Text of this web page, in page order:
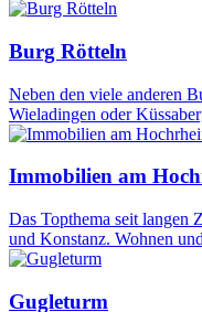
Burg Rötteln
Neben den viele anderen
Wieladingen oder
Immobilien am
Das Topthema seit langen
und Konstanz. Wohnen
Gugleturm